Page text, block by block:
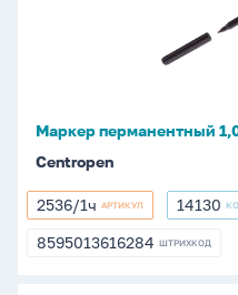
Маркер перманентный
Centropen
2536/1ч
2536/1ч АРТИКУЛ 14130
14130
8595013616284
8595013616284 ШТРИХКОД